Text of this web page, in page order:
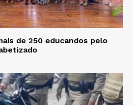
de 250 educandos pelo